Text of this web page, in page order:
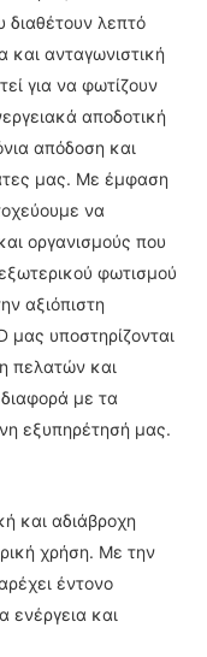
λεπτό
και ανταγωνιστική
για να φωτίζουν
αποδοτική
απόδοση και
μας. Με έμφαση
να
οργανισμούς που
φωτισμού
αξιόπιστη
μας υποστηρίζονται
πελατών και
με τα
εξυπηρέτησή μας.
και αδιάβροχη
χρήση. Με την
έντονο
ενέργεια και